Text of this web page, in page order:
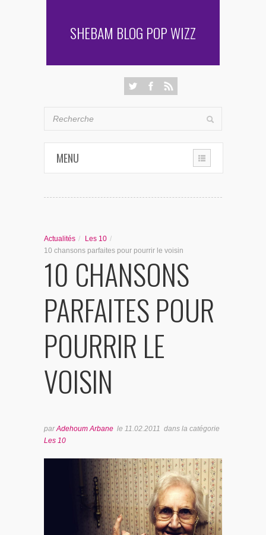
SHEBAM BLOG POP WIZZ
MENU
PENSÉES & AUTRES AVENTURES
BONUS TRACKS
Actualités / Les 10 /
10 chansons parfaites pour pourrir le voisin
10 CHANSONS
PARFAITES POUR
POURRIR LE
VOISIN
parAdehoum Arbane le 11.02.2011 dans la catégorie
Les 10